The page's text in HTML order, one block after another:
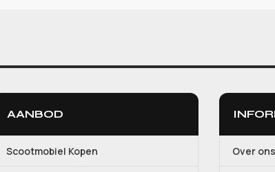
AANBOD
Scootmobiel Kopen Over ons